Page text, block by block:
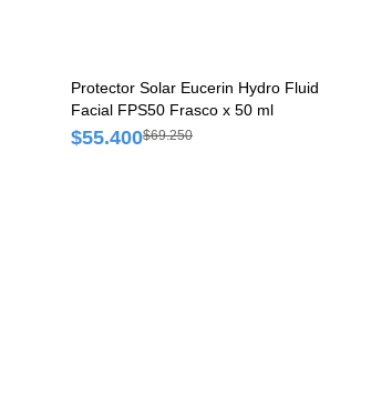
Protector Solar Eucerin Hydro Fluid
Facial FPS50 Frasco x 50 ml
$55.400$69.250